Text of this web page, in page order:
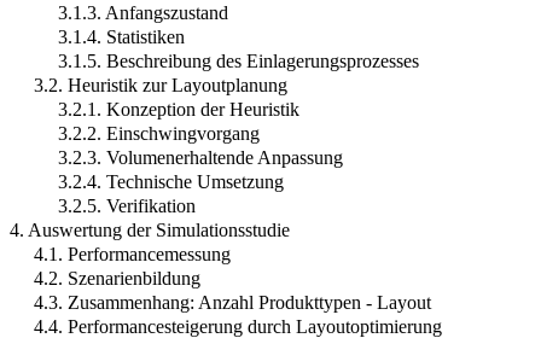
3.1.3. Anfangszustand
3.1.4. Statistiken
3.1.5. Beschreibung des Einlagerungsprozesses
3.2. Heuristik zur Layoutplanung
3.2.1. Konzeption der Heuristik
3.2.2. Einschwingvorgang
3.2.3. Volumenerhaltende Anpassung
3.2.4. Technische Umsetzung
3.2.5. Verifikation
4. Auswertung der Simulationsstudie
4.1. Performancemessung
4.2. Szenarienbildung
4.3. Zusammenhang: Anzahl Produkttypen - Layout
4.4. Performancesteigerung durch Layoutoptimierung